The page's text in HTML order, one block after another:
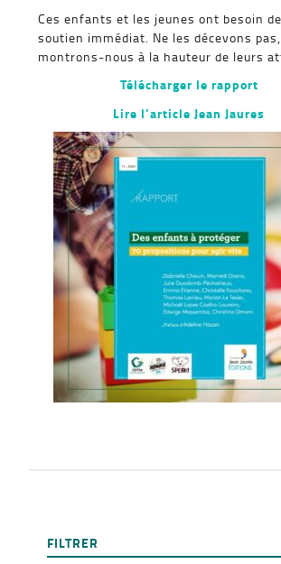
Ces enfants et les jeunes ont besoin
soutien immédiat. Ne les décevons pas,
montrons-nous à la hauteur de leurs
Télécharger le rapport
Lire l’article Jean Jaures
FILTRER